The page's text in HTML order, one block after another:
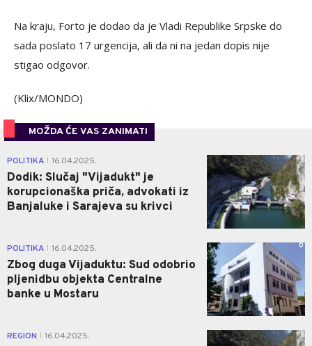
Na kraju, Forto je dodao da je Vladi Republike Srpske do
sada poslato 17 urgencija, ali da ni na jedan dopis nije
stigao odgovor.
(Klix/MONDO)
MOŽDA ĆE VAS ZANIMATI
POLITIKA 16.04.2025.
Dodik: Slučaj "Vijadukt" je
korupcionaška priča, advokati iz
Banjaluke i Sarajeva su krivci
7
POLITIKA 16.04.2025.
Zbog duga Vijaduktu: Sud odobrio
pljenidbu objekta Centralne
banke u Mostaru
0
REGION 16.04.2025. 1